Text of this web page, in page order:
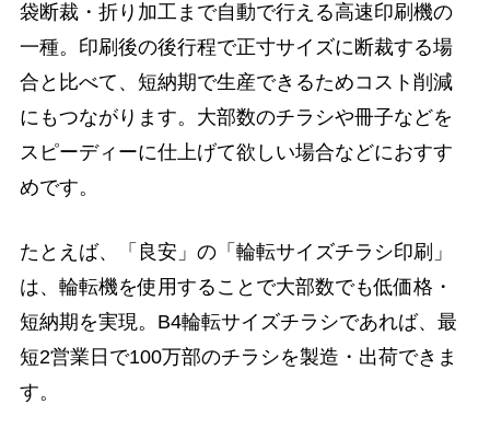
袋断裁・折り加工まで自動で行える高速印刷機の
一種。印刷後の後行程で正寸サイズに断裁する場
合と比べて、短納期で生産できるためコスト削減
にもつながります。大部数のチラシや冊子などを
スピーディーに仕上げて欲しい場合などにおすす
めです。
たとえば、「良安」の「輪転サイズチラシ印刷」
は、輪転機を使用することで大部数でも低価格・
短納期を実現。B4輪転サイズチラシであれば、最
短2営業日で100万部のチラシを製造・出荷できま
す。